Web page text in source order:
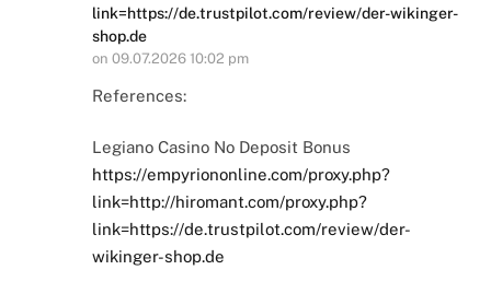
link=https://de.trustpilot.com/review/der-wikinger-
shop.de
on 09.07.2026 10:02 pm
References:
Legiano Casino No Deposit Bonus
https://empyriononline.com/proxy.php?
link=http://hiromant.com/proxy.php?
link=https://de.trustpilot.com/review/der-
wikinger-shop.de